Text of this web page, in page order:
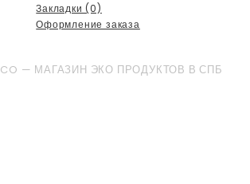
Закладки (0)
Оформление заказа